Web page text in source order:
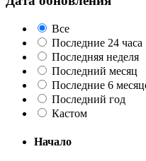
Все
Последние 24 часа
Последняя неделя
Последний месяц
Последние 6
Последний год
Кастом
Начало